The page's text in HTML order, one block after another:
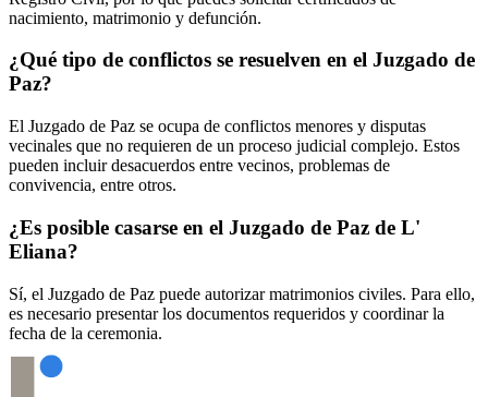
nacimiento, matrimonio y defunción.
¿Qué tipo de conflictos se resuelven en el Juzgado de
Paz?
El Juzgado de Paz se ocupa de conflictos menores y disputas
vecinales que no requieren de un proceso judicial complejo. Estos
pueden incluir desacuerdos entre vecinos, problemas de
convivencia, entre otros.
¿Es posible casarse en el Juzgado de Paz de L'
Eliana?
Sí, el Juzgado de Paz puede autorizar matrimonios civiles. Para ello,
es necesario presentar los documentos requeridos y coordinar la
fecha de la ceremonia.